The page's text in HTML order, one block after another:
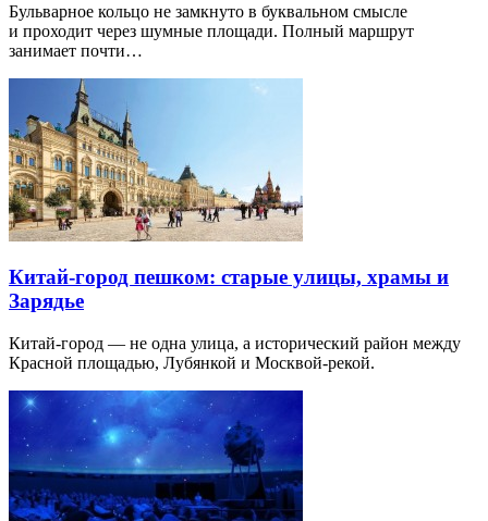
Бульварное кольцо не замкнуто в буквальном смысле
и проходит через шумные площади. Полный маршрут
занимает почти…
Китай-город пешком: старые улицы, храмы и
Зарядье
Китай-город — не одна улица, а исторический район между
Красной площадью, Лубянкой и Москвой-рекой.